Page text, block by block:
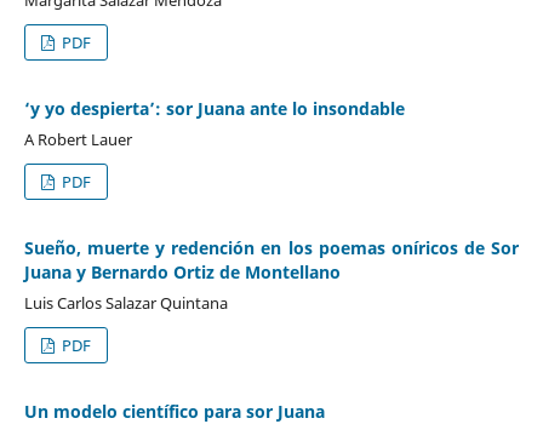
PDF
‘y yo despierta’: sor Juana ante lo insondable
A Robert Lauer
PDF
Sueño, muerte y redención en los poemas oníricos de Sor
Juana y Bernardo Ortiz de Montellano
Luis Carlos Salazar Quintana
PDF
Un modelo científico para sor Juana